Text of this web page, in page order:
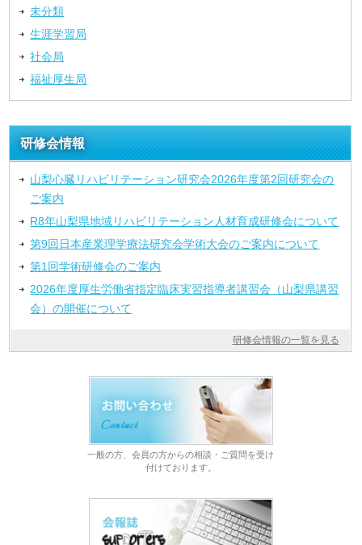
未分類
生涯学習局
社会局
福祉厚生局
研修会情報
山梨心臓リハビリテーション研究会2026年度第2回研究会の
ご案内
R8年山梨県地域リハビリテーション人材育成研修会について
第9回日本産業理学療法研究会学術大会のご案内について
第1回学術研修会のご案内
2026年度厚生労働省指定臨床実習指導者講習会（山梨県講習
会）の開催について
研修会情報の一覧を見る
一般の方、会員の方からの相談・ご質問を受け
付けております。